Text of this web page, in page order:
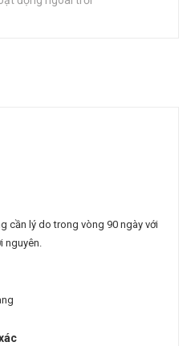
cần lý do trong vòng 90 ngày với
nguyên.